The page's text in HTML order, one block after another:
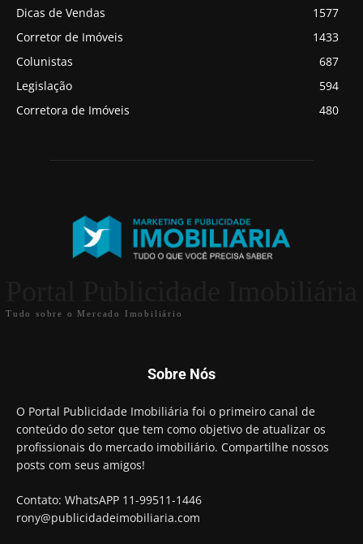
Dicas de Vendas
1577
Corretor de Imóveis
1433
Colunistas
687
Legislação
594
Corretora de Imóveis
480
Tudo sobre o Mercado Imobiliário
Sobre Nós
O Portal Publicidade Imobiliária foi o primeiro canal de
conteúdo do setor que tem como objetivo de atualizar os
profissionais do mercado imobiliário. Compartilhe nossos
posts com seus amigos!
Contato: WhatsAPP 11-99511-1446
rony@publicidadeimobiliaria.com